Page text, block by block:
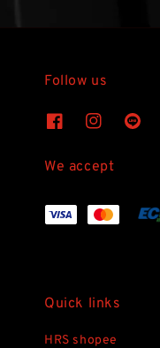
Follow us
We accept
Quick links
HRS shopee